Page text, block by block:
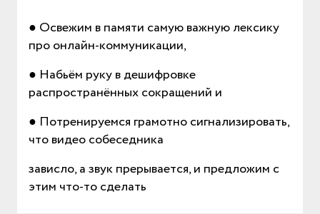
● Освежим в памяти самую важную лексику
про онлайн-коммуникации,
● Набьём руку в дешифровке
распространённых сокращений и
● Потренируемся грамотно сигнализировать,
что видео собеседника
зависло, а звук прерывается, и предложим с
этим что-то сделать